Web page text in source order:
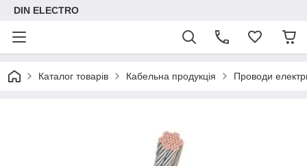
DIN ELECTRO
Каталог товарів Кабельна продукція Проводи